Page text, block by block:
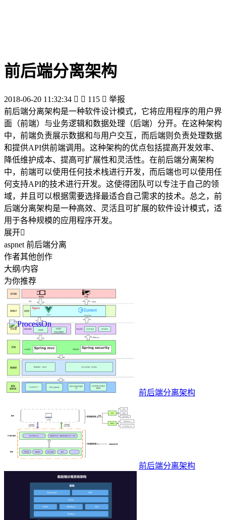
前后端分离架构
2018-06-20 11:32:34   115  举报
前后端分离架构是一种软件设计模式，它将应用程序的用户界
面（前端）与业务逻辑和数据处理（后端）分开。在这种架构
中，前端负责展示数据和与用户交互，而后端则负责处理数据
和提供API供前端调用。这种架构的优点包括提高开发效率、
降低维护成本、提高可扩展性和灵活性。在前后端分离架构
中，前端可以使用任何技术栈进行开发，而后端也可以使用任
何支持API的技术进行开发。这使得团队可以专注于自己的领
域，并且可以根据需要选择最适合自己需求的技术。总之，前
后端分离架构是一种高效、灵活且可扩展的软件设计模式，适
用于各种规模的应用程序开发。
展开
aspnet 前后端分离
作者其他创作
大纲/内容
为你推荐
前后端分离架构
前后端分离架构